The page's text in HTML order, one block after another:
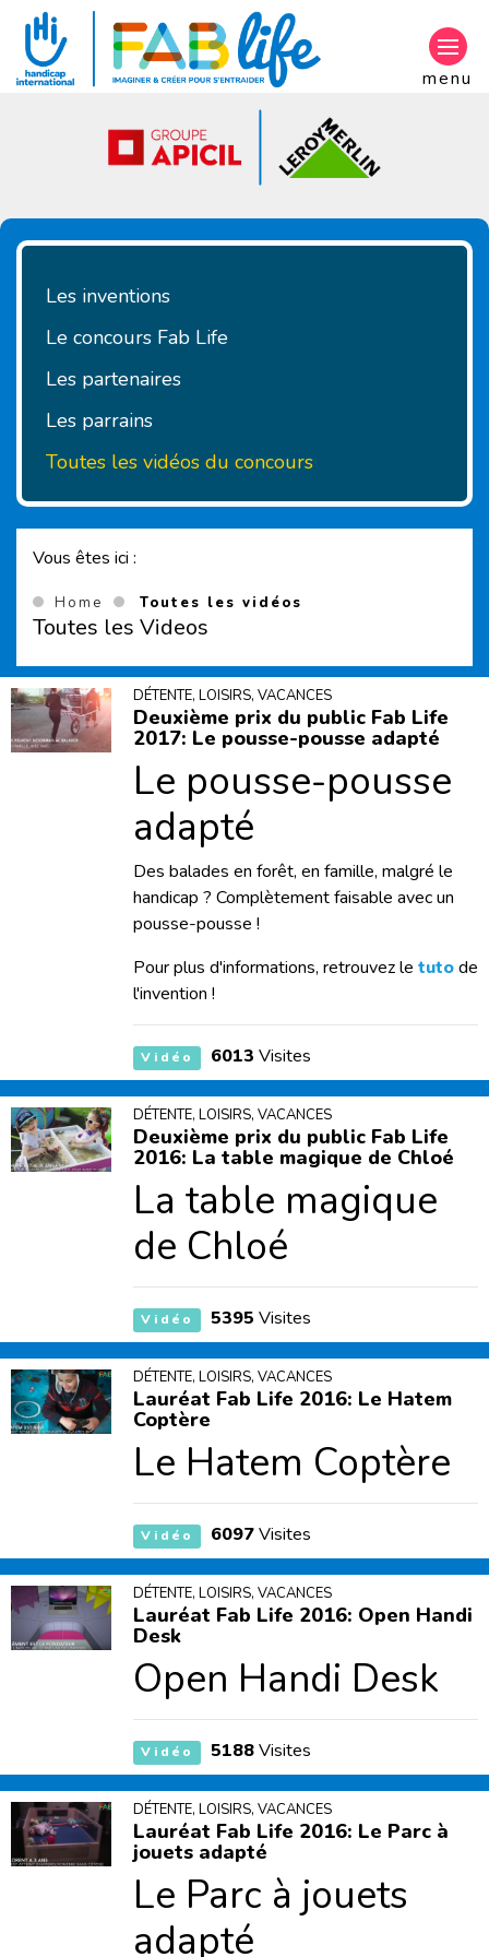
Aller au contenu principal
menu
Les inventions
Le concours Fab Life
Les partenaires
Les parrains
Toutes les vidéos du concours
Vous êtes ici :
Home Toutes les vidéos
Toutes les Videos
DÉTENTE, LOISIRS, VACANCES
Deuxième prix du public Fab Life
2017: Le pousse-pousse adapté
Le pousse-pousse
adapté
Des balades en forêt, en famille, malgré le
handicap ? Complètement faisable avec un
pousse-pousse !
Pour plus d'informations, retrouvez le tutode
l'invention !
Vidéo 6013 Visites
DÉTENTE, LOISIRS, VACANCES
Deuxième prix du public Fab Life
2016: La table magique de Chloé
La table magique
de Chloé
Vidéo 5395 Visites
DÉTENTE, LOISIRS, VACANCES
Lauréat Fab Life 2016: Le Hatem
Coptère
Le Hatem Coptère
Vidéo 6097Visites
DÉTENTE, LOISIRS, VACANCES
Lauréat Fab Life 2016: Open Handi
Desk
Open Handi Desk
Vidéo 5188Visites
DÉTENTE, LOISIRS, VACANCES
Lauréat Fab Life 2016: Le Parc à
jouets adapté
Le Parc à jouets
adapté